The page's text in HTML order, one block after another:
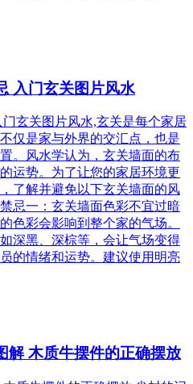
入门玄关图片风水
玄关图片风水,玄关是每个家居
仅是家与外界的交汇点，也是
。风水学认为，玄关墙面的布
运势。为了让您的家居环境更
了解并避免以下玄关墙面的风
忌一：玄关墙面色彩不宜过暗
色彩会影响到整个家的气场。
深黑、深棕等，会让气场变得
的情绪和运势。建议使用明亮
解 木质牛摆件的正确摆放